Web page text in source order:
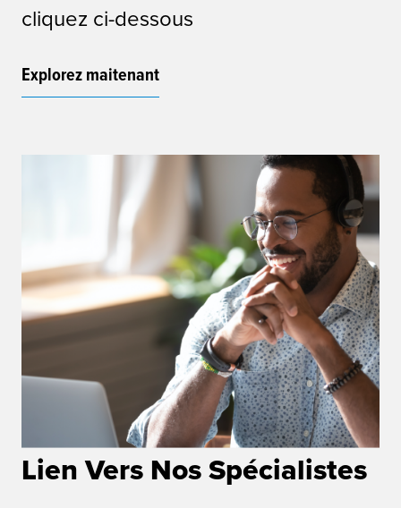
cliquez ci-dessous
Explorez maitenant
Lien Vers Nos Spécialistes